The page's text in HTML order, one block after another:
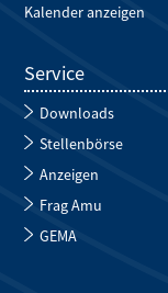
Kalender anzeigen
Service
Downloads
Stellenbörse
Anzeigen
Frag Amu
GEMA